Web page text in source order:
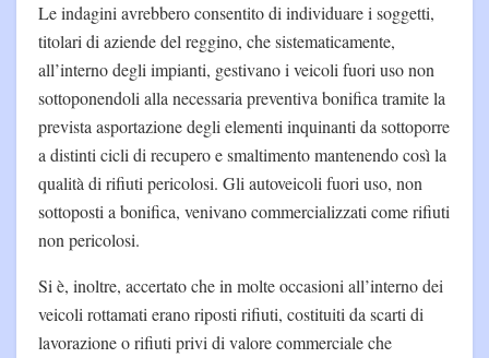
Le indagini avrebbero consentito di individuare i soggetti,
titolari di aziende del reggino, che sistematicamente,
all’interno degli impianti, gestivano i veicoli fuori uso non
sottoponendoli alla necessaria preventiva bonifica tramite la
prevista asportazione degli elementi inquinanti da sottoporre
a distinti cicli di recupero e smaltimento mantenendo così la
qualità di rifiuti pericolosi. Gli autoveicoli fuori uso, non
sottoposti a bonifica, venivano commercializzati come rifiuti
non pericolosi.
Si è, inoltre, accertato che in molte occasioni all’interno dei
veicoli rottamati erano riposti rifiuti, costituiti da scarti di
lavorazione o rifiuti privi di valore commerciale che